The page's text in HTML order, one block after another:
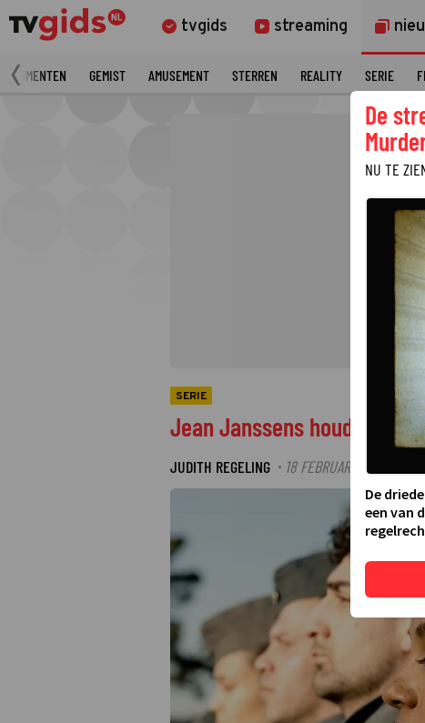
tvgids streaming
GEMIST AMUSEMENT STERREN REALITY SERIE
SERIE
Jean Janssens houdt niets
JUDITH REGELING · 18 FEBRUARI 2025 10:16
De
NU TE
De
een van